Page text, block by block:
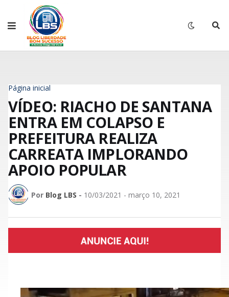
Página inicial
VÍDEO: RIACHO DE SANTANA
ENTRA EM COLAPSO E
PREFEITURA REALIZA
CARREATA IMPLORANDO
APOIO POPULAR
Por Blog LBS - 10/03/2021 - março 10, 2021